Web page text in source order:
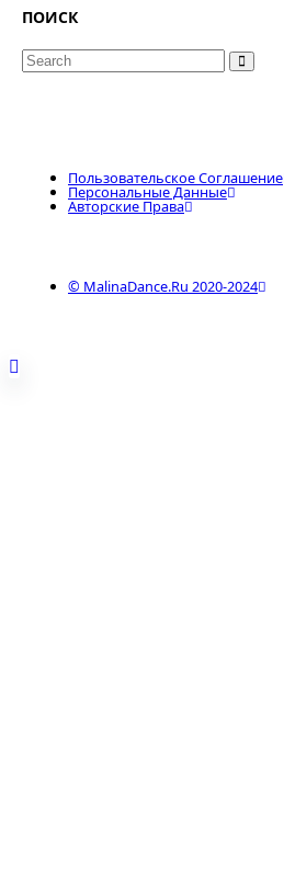
ПОИСК
Search
Пользовательское Соглашение
Персональные Данные
Авторские Права
© MalinaDance.ru 2020-2024